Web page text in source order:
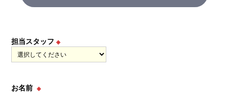
担当スタッフ※
お名前※